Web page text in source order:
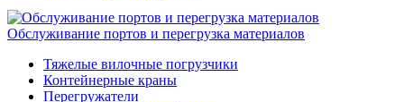
Обслуживание портов и перегрузка материалов
Тяжелые вилочные погрузчики
Контейнерные краны
Перегружатели